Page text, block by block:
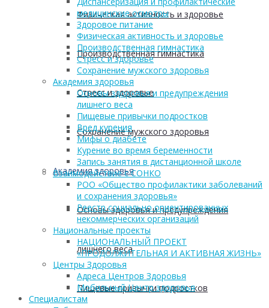
Физическая активность и здоровье
Производственная гимнастика
Стресс и здоровье
Сохранение мужского здоровья
Академия здоровья
Основы здоровья и предупреждения
лишнего веса
Пищевые привычки подростков
медицинские осмотры
Здоровое питание
Физическая активность и здоровье
Производственная гимнастика
Стресс и здоровье
Сохранение мужского здоровья
Академия здоровья
Основы здоровья и предупреждения
лишнего веса
Пищевые привычки подростков
Вред курения
Мифы о диабете
Курение во время беременности
Запись занятия в дистанционной школе
Взаимодействие с СОНКО
РОО «Общество профилактики заболеваний
и сохранения здоровья»
Реестр социально ориентированных
некоммерческих организаций
Национальные проекты
НАЦИОНАЛЬНЫЙ ПРОЕКТ
«ПРОДОЛЖИТЕЛЬНАЯ И АКТИВНАЯ ЖИЗНЬ»
Центры Здоровья
Адреса Центров Здоровья
Мобильный Центр здоровья
Cпециалистам